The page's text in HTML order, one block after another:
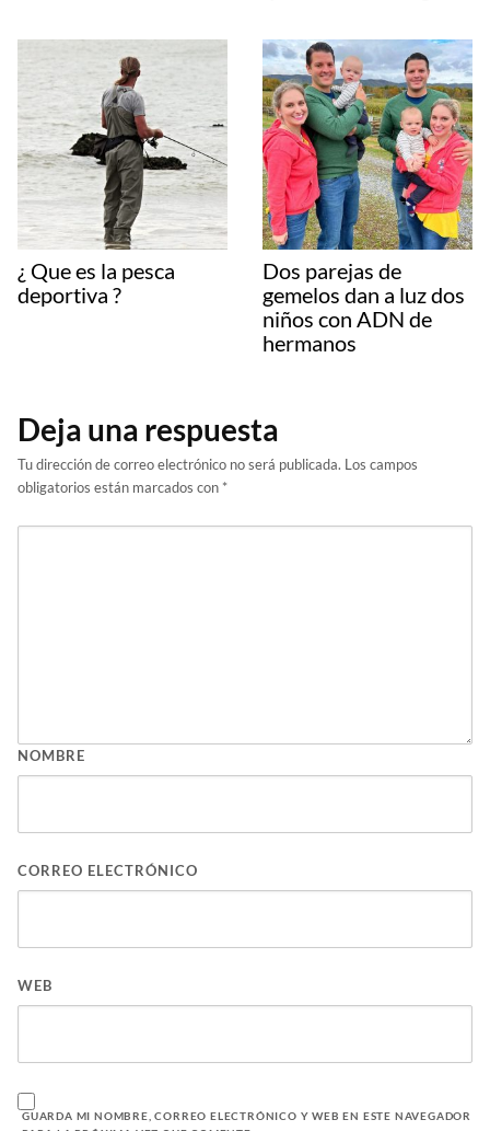
¿ Que es la pesca
deportiva ?
Dos parejas de
gemelos dan a luz dos
niños con ADN de
hermanos
Deja una respuesta
Tu dirección de correo electrónico no será publicada. Los campos
obligatorios están marcados con *
NOMBRE
CORREO ELECTRÓNICO
WEB
GUARDA MI NOMBRE, CORREO ELECTRÓNICO Y WEB EN ESTE NAVEGADOR